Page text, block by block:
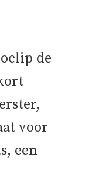
de
voor
een